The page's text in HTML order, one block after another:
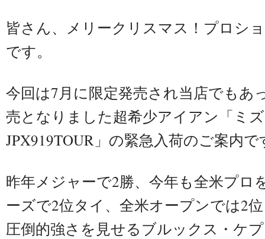
皆さん、メリークリスマス！プロシ
です。
今回は7月に限定発売され当店でもあ
売となりました超希少アイアン「ミ
JPX919TOUR」の緊急入荷のご案内で
昨年メジャーで2勝、今年も全米プロ
ーズで2位タイ、全米オープンでは2
圧倒的強さを見せるブルックス・ケ